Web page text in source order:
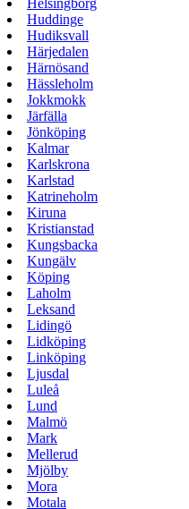
Helsingborg
Huddinge
Hudiksvall
Härjedalen
Härnösand
Hässleholm
Jokkmokk
Järfälla
Jönköping
Kalmar
Karlskrona
Karlstad
Katrineholm
Kiruna
Kristianstad
Kungsbacka
Kungälv
Köping
Laholm
Leksand
Lidingö
Lidköping
Linköping
Ljusdal
Luleå
Lund
Malmö
Mark
Mellerud
Mjölby
Mora
Motala